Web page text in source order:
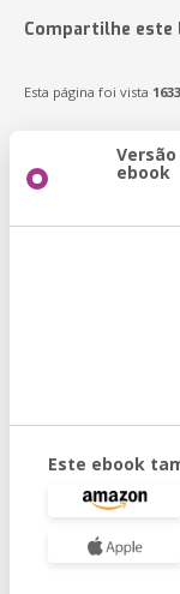
Compartilhe este
Esta página foi vista 1633
Versão
ebook
Este ebook